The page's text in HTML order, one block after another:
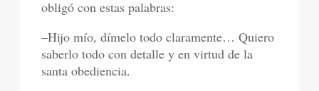
obligó con estas palabras:
–Hijo mío, dímelo todo claramente… Quiero
saberlo todo con detalle y en virtud de la
santa obediencia.